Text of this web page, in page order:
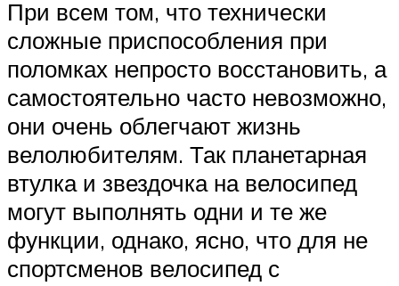
При всем том, что технически
сложные приспособления при
поломках непросто восстановить, а
самостоятельно часто невозможно,
они очень облегчают жизнь
велолюбителям. Так планетарная
втулка и звездочка на велосипед
могут выполнять одни и те же
функции, однако, ясно, что для не
спортсменов велосипед с